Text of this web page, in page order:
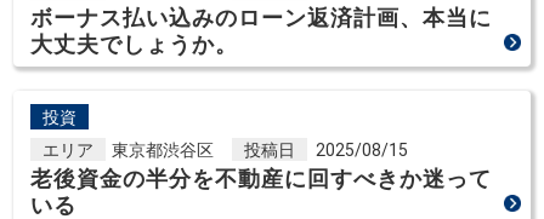
ボーナス払い込みのローン返済計画、本当に
大丈夫でしょうか。
投資
エリア
東京都渋谷区 投稿日 2025/08/15
老後資金の半分を不動産に回すべきか迷って
いる